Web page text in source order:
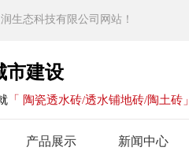
生态科技有限公司网站！
市建设
「 陶瓷透水砖/透水铺地砖/陶土砖」
产品展示 新闻中心